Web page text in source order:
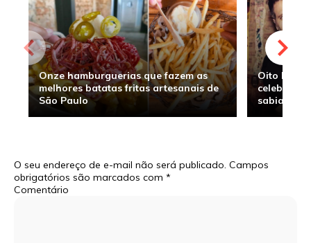
Onze hamburguerias que fazem as
melhores batatas fritas artesanais de
São Paulo
Oito
sabia
O seu endereço de e-mail não será publicado. Campos
obrigatórios são marcados com *
Comentário